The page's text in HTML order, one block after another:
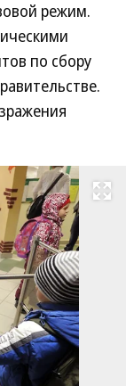
режим.
по сбору
Развернуть